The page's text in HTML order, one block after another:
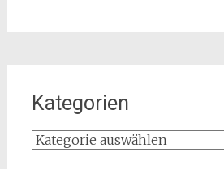
Kategorien
Kategorien